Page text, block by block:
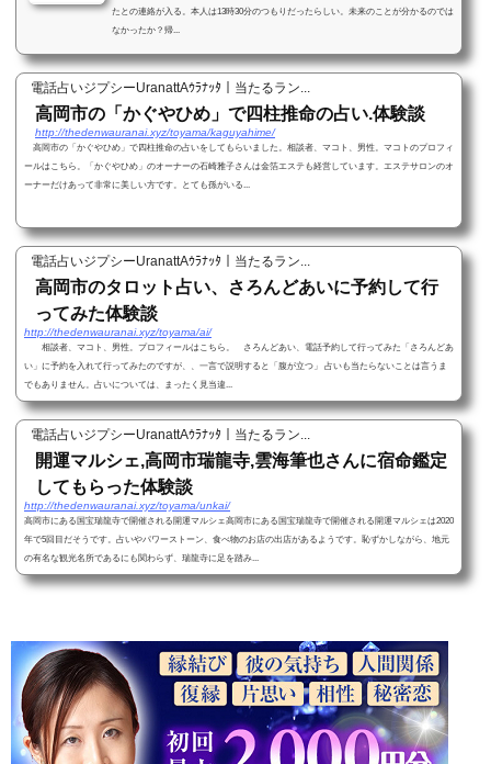
たとの連絡が入る。本人は13時30分のつもりだったらしい。未来のことが分かるのでは
なかったか？帰...
電話占いジプシーUranattAｳﾗﾅｯﾀ｜当たるラン...
高岡市の「かぐやひめ」で四柱推命の占い.体験談
http://thedenwauranai.xyz/toyama/kaguyahime/
高岡市の「かぐやひめ」で四柱推命の占いをしてもらいました。相談者、マコト、男性。マコトのプロフィ
ールはこちら。「かぐやひめ」のオーナーの石崎雅子さんは金箔エステも経営しています。エステサロンのオ
ーナーだけあって非常に美しい方です。とても孫がいる...
電話占いジプシーUranattAｳﾗﾅｯﾀ｜当たるラン...
高岡市のタロット占い、さろんどあいに予約して行
ってみた体験談
http://thedenwauranai.xyz/toyama/ai/
相談者、マコト、男性。プロフィールはこちら。 さろんどあい、電話予約して行ってみた「さろんどあ
い」に予約を入れて行ってみたのですが、、一言で説明すると「腹が立つ」 占いも当たらないことは言うま
でもありません。占いについては、まったく見当違...
電話占いジプシーUranattAｳﾗﾅｯﾀ｜当たるラン...
開運マルシェ,高岡市瑞龍寺,雲海筆也さんに宿命鑑定
してもらった体験談
http://thedenwauranai.xyz/toyama/unkai/
高岡市にある国宝瑞龍寺で開催される開運マルシェ高岡市にある国宝瑞龍寺で開催される開運マルシェは2020
年で5回目だそうです。占いやパワーストーン、食べ物のお店の出店があるようです。恥ずかしながら、地元
の有名な観光名所であるにも関わらず、瑞龍寺に足を踏み...